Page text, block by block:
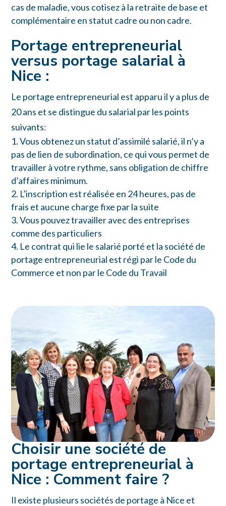
cas de maladie, vous cotisez à la retraite de base et
complémentaire en statut cadre ou non cadre.
Portage entrepreneurial
versus portage salarial à
Nice :
Le portage entrepreneurial est apparu il y a plus de
20 ans et se distingue du salarial par les points
suivants:
Vous obtenez un statut d’assimilé salarié, il n’y a
pas de lien de subordination, ce qui vous permet de
travailler à votre rythme, sans obligation de chiffre
d’affaires minimum.
L’inscription est réalisée en 24 heures, pas de
frais et aucune charge fixe par la suite
Vous pouvez travailler avec des entreprises
comme des particuliers
Le contrat qui lie le salarié porté et la société de
portage entrepreneurial est régi par le Code du
Commerce et non par le Code du Travail
Choisir une société de
portage entrepreneurial à
Nice : Comment faire ?
Il existe plusieurs sociétés de portage à Nice et